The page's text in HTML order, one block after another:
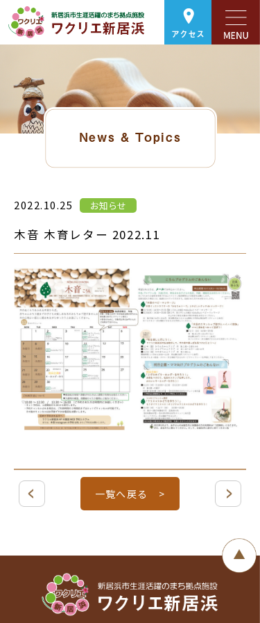
アクセス
News & Topics
2022.10.25 お知らせ
木音 木育レター 2022.11
一覧へ戻る >